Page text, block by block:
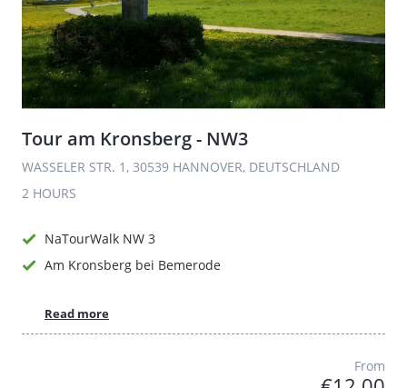
Tour am Kronsberg - NW3
WASSELER STR. 1, 30539 HANNOVER, DEUTSCHLAND
2 HOURS
NaTourWalk NW 3
Am Kronsberg bei Bemerode
Read more
From